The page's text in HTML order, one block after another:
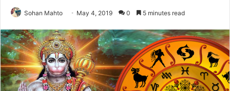
Sohan Mahto May 4, 2019 0 5 minutes read